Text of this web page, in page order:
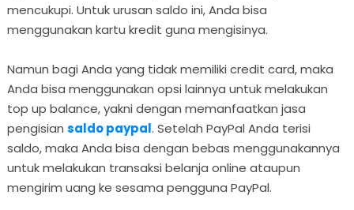
mencukupi. Untuk urusan saldo ini, Anda bisa
menggunakan kartu kredit guna mengisinya.
Namun bagi Anda yang tidak memiliki credit card, maka
Anda bisa menggunakan opsi lainnya untuk melakukan
top up balance, yakni dengan memanfaatkan jasa
pengisian saldo paypal. Setelah PayPal Anda terisi
saldo, maka Anda bisa dengan bebas menggunakannya
untuk melakukan transaksi belanja online ataupun
mengirim uang ke sesama pengguna PayPal.